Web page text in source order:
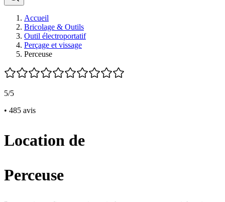
Accueil
Bricolage & Outils
Outil électroportatif
Perçage et vissage
Perceuse
5/5
• 485 avis
Location de
Perceuse